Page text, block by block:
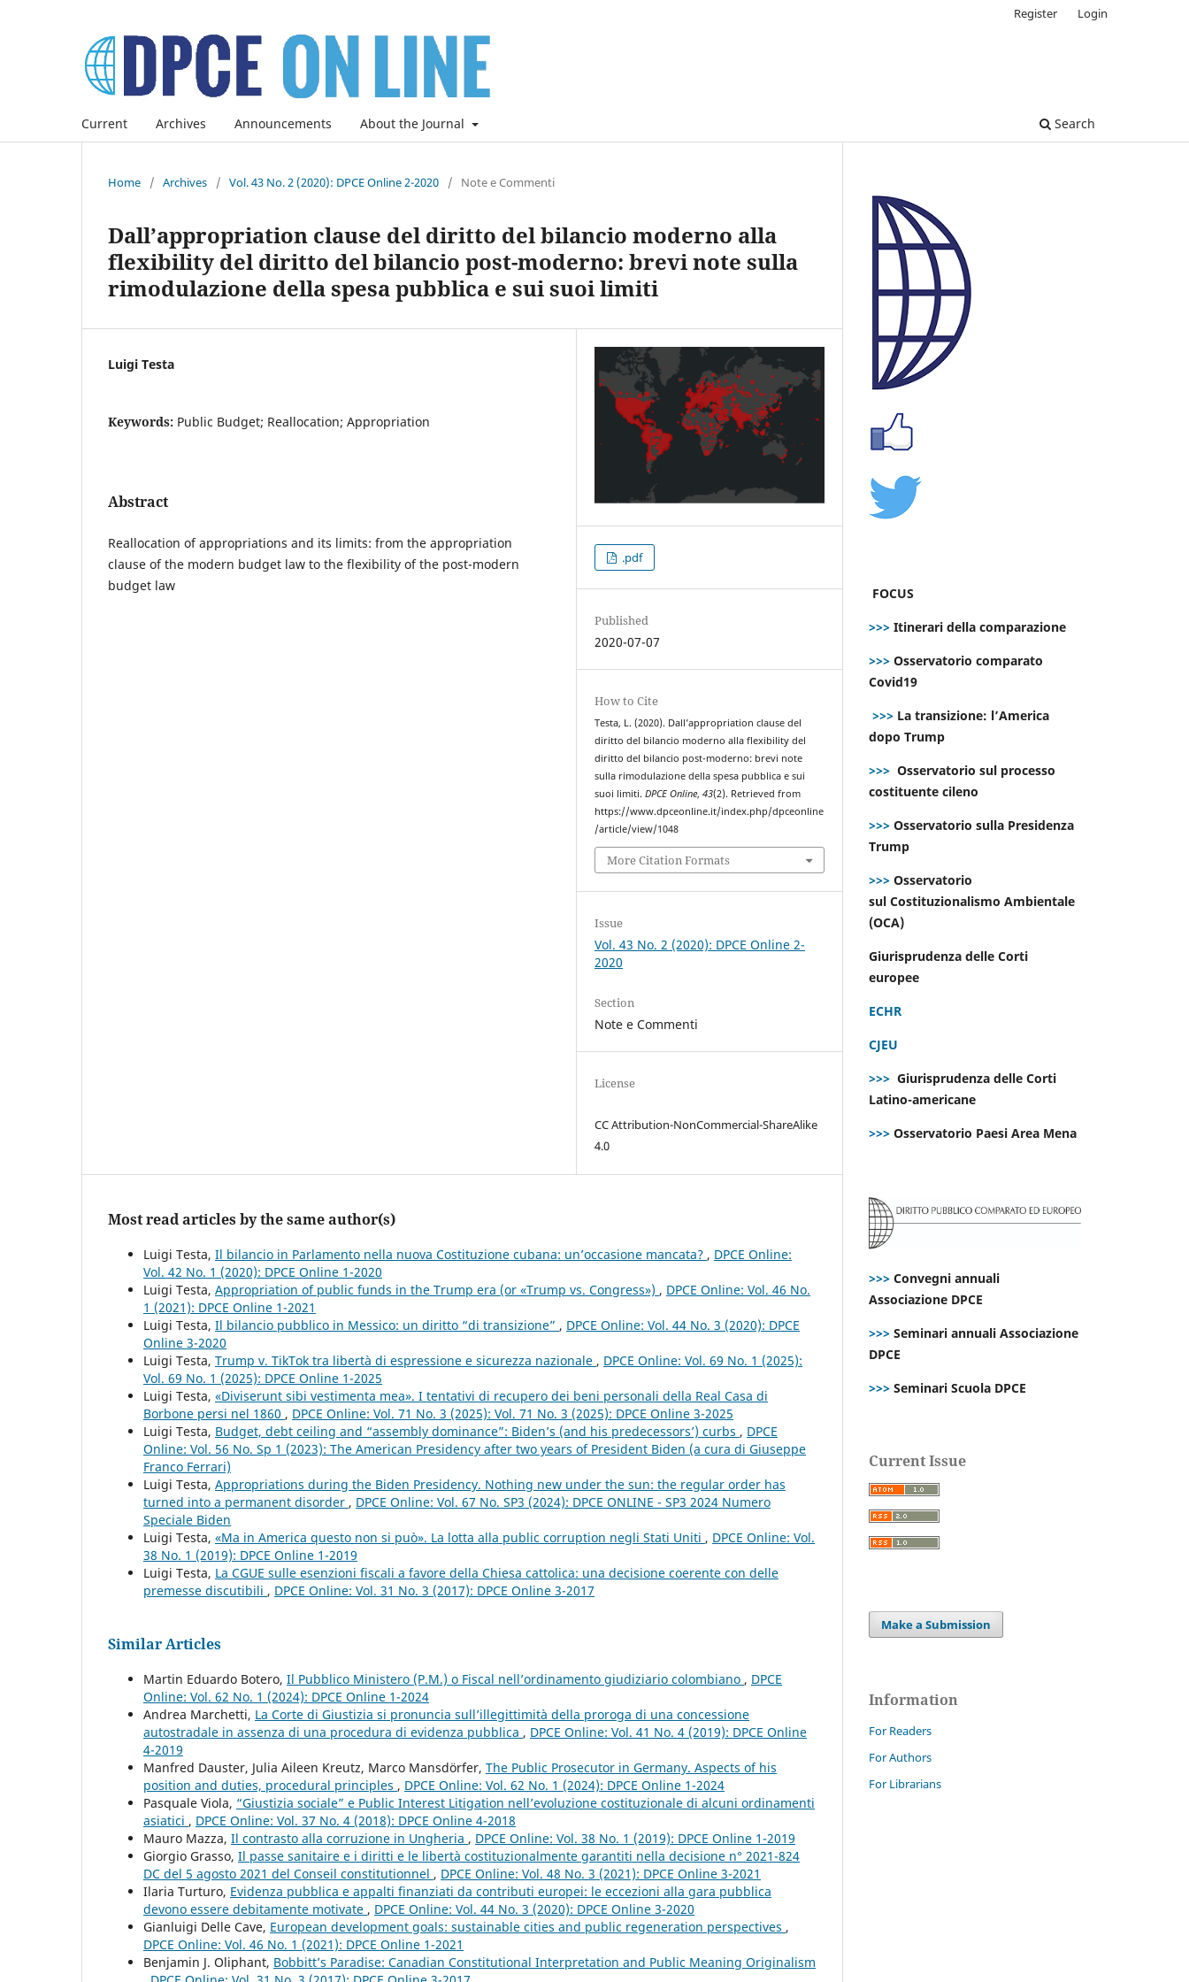
Current Archives Announcements About the Journal Search
Register Login
Home / Archives / Vol. 43 No. 2 (2020): DPCE Online 2-2020 / Note e Commenti
Dall’appropriation clause del diritto del bilancio moderno alla
flexibility del diritto del bilancio post-moderno: brevi note sulla
rimodulazione della spesa pubblica e sui suoi limiti
Luigi Testa
Keywords: Public Budget; Reallocation; Appropriation
Abstract
Reallocation of appropriations and its limits: from the appropriation
clause of the modern budget law to the flexibility of the post-modern
budget law
.pdf
Published
2020-07-07
How to Cite
Testa, L. (2020). Dall’appropriation clause del
diritto del bilancio moderno alla flexibility del
diritto del bilancio post-moderno: brevi note
sulla rimodulazione della spesa pubblica e sui
suoi limiti.DPCE Online,43(2). Retrieved from
https://www.dpceonline.it/index.php/dpceonline
/article/view/1048
More Citation Formats
Issue
Vol. 43 No. 2 (2020): DPCE Online 2-
2020
Section
Note e Commenti
License
CC Attribution-NonCommercial-ShareAlike
4.0
Most read articles by the same author(s)
Luigi Testa, Il bilancio in Parlamento nella nuova Costituzione cubana: un’occasione mancata? , DPCE Online:
Vol. 42 No. 1 (2020): DPCE Online 1-2020
Luigi Testa, Appropriation of public funds in the Trump era (or «Trump vs. Congress») , DPCE Online: Vol. 46 No.
1 (2021): DPCE Online 1-2021
Luigi Testa, Il bilancio pubblico in Messico: un diritto “di transizione” , DPCE Online: Vol. 44 No. 3 (2020): DPCE
Online 3-2020
Luigi Testa, Trump v. TikTok tra libertà di espressione e sicurezza nazionale , DPCE Online: Vol. 69 No. 1 (2025):
Vol. 69 No. 1 (2025): DPCE Online 1-2025
Luigi Testa, «Diviserunt sibi vestimenta mea». I tentativi di recupero dei beni personali della Real Casa di
Borbone persi nel 1860 , DPCE Online: Vol. 71 No. 3 (2025): Vol. 71 No. 3 (2025): DPCE Online 3-2025
Luigi Testa, Budget, debt ceiling and “assembly dominance”: Biden’s (and his predecessors’) curbs , DPCE
Online: Vol. 56 No. Sp 1 (2023): The American Presidency after two years of President Biden (a cura di Giuseppe
Franco Ferrari)
Luigi Testa, Appropriations during the Biden Presidency. Nothing new under the sun: the regular order has
turned into a permanent disorder , DPCE Online: Vol. 67 No. SP3 (2024): DPCE ONLINE - SP3 2024 Numero
Speciale Biden
Luigi Testa, «Ma in America questo non si può». La lotta alla public corruption negli Stati Uniti , DPCE Online: Vol.
38 No. 1 (2019): DPCE Online 1-2019
Luigi Testa, La CGUE sulle esenzioni fiscali a favore della Chiesa cattolica: una decisione coerente con delle
premesse discutibili , DPCE Online: Vol. 31 No. 3 (2017): DPCE Online 3-2017
Similar Articles
Martin Eduardo Botero, Il Pubblico Ministero (P.M.) o Fiscal nell’ordinamento giudiziario colombiano , DPCE
Online: Vol. 62 No. 1 (2024): DPCE Online 1-2024
Andrea Marchetti, La Corte di Giustizia si pronuncia sull’illegittimità della proroga di una concessione
autostradale in assenza di una procedura di evidenza pubblica , DPCE Online: Vol. 41 No. 4 (2019): DPCE Online
4-2019
Manfred Dauster, Julia Aileen Kreutz, Marco Mansdörfer, The Public Prosecutor in Germany. Aspects of his
position and duties, procedural principles , DPCE Online: Vol. 62 No. 1 (2024): DPCE Online 1-2024
Pasquale Viola, “Giustizia sociale” e Public Interest Litigation nell’evoluzione costituzionale di alcuni ordinamenti
asiatici , DPCE Online: Vol. 37 No. 4 (2018): DPCE Online 4-2018
Mauro Mazza, Il contrasto alla corruzione in Ungheria , DPCE Online: Vol. 38 No. 1 (2019): DPCE Online 1-2019
Giorgio Grasso, Il passe sanitaire e i diritti e le libertà costituzionalmente garantiti nella decisione n° 2021-824
DC del 5 agosto 2021 del Conseil constitutionnel , DPCE Online: Vol. 48 No. 3 (2021): DPCE Online 3-2021
Ilaria Turturo, Evidenza pubblica e appalti finanziati da contributi europei: le eccezioni alla gara pubblica
devono essere debitamente motivate , DPCE Online: Vol. 44 No. 3 (2020): DPCE Online 3-2020
Gianluigi Delle Cave, European development goals: sustainable cities and public regeneration perspectives ,
DPCE Online: Vol. 46 No. 1 (2021): DPCE Online 1-2021
Benjamin J. Oliphant, Bobbitt’s Paradise: Canadian Constitutional Interpretation and Public Meaning Originalism
FOCUS
>>> Itinerari della comparazione
>>> Osservatorio comparato
Covid19
>>> La transizione: l’America
dopo Trump
>>> Osservatorio sul processo
costituente cileno
>>> Osservatorio sulla Presidenza
Trump
>>> Osservatorio
sul Costituzionalismo Ambientale
(OCA)
Giurisprudenza delle Corti
europee
ECHR
CJEU
>>> Giurisprudenza delle Corti
Latino-americane
>>> Osservatorio Paesi Area Mena
>>> Convegni annuali
Associazione DPCE
>>> Seminari annuali Associazione
DPCE
>>> Seminari Scuola DPCE
Current Issue
Make a Submission
Information
For Readers
For Authors
For Librarians